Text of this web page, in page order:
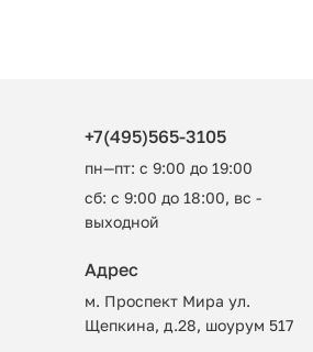
+7(495)565-3105
пн—пт: с 9:00 до 19:00
сб: с 9:00 до 18:00, вс -
выходной
Адрес
м. Проспект Мира ул.
Щепкина, д.28, шоурум 517